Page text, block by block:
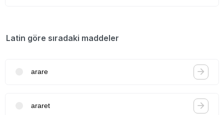
Latin göre sıradaki maddeler
arare
araret